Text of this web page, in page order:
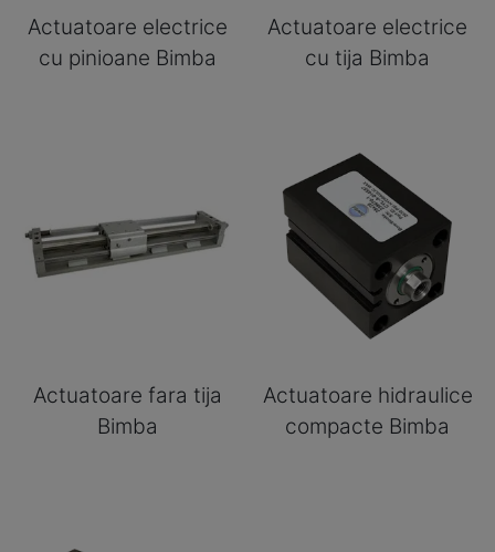
Actuatoare electrice
cu pinioane Bimba
Actuatoare electrice
cu tija Bimba
Actuatoare fara tija
Bimba
Actuatoare hidraulice
compacte Bimba